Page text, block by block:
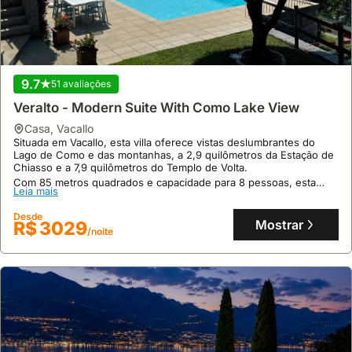
9.8 4 avaliações
Dimore Dei Faggi
chalé, Fuipiano Valle Imagna
aproximadamente 32 a 35 quilómetros de atrações em Bergamo,
como a Accademia Carrara e o Estádio Gewiss.
3 pessoas num quarto, e dispõe de Wi-Fi gratuito, cozinha
equipada e uma área de jardim para relaxamento.
Leia mais
R$ 1000 Mostrar
9.7 51 avaliações
Veralto - Modern Suite With Como Lake View
casa, Vacallo
Situada em Vacallo, esta villa oferece vistas deslumbrantes do
Lago de Como e das montanhas, a 2,9 quilômetros da Estação de
Chiasso e a 7,9 quilômetros do Templo de Volta.
Com 85 metros quadrados e capacidade para 8 pessoas, esta
casa de férias dispõe de piscina privativa, jardim, ar condicionado
e uma cozinha totalmente equipada, sendo um alojamento
acolhedor para famílias.
Leia mais
Desde
R$ 3029/noite Mostrar